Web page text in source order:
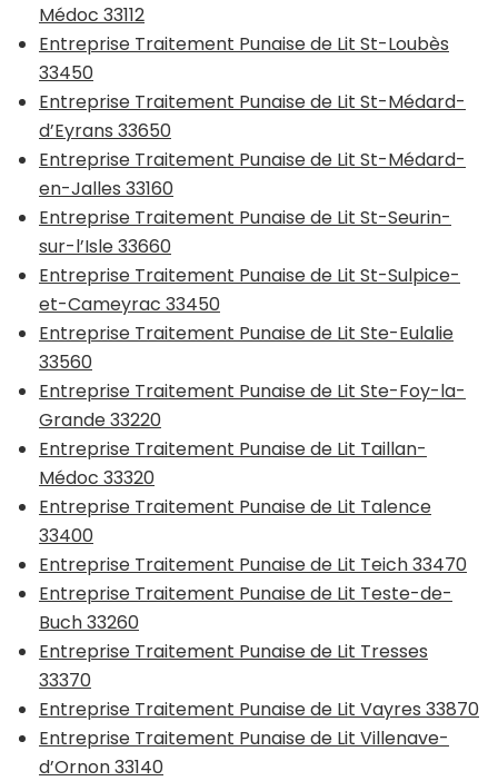
Médoc 33112
Entreprise Traitement Punaise de Lit St-Loubès
33450
Entreprise Traitement Punaise de Lit St-Médard-
d’Eyrans 33650
Entreprise Traitement Punaise de Lit St-Médard-
en-Jalles 33160
Entreprise Traitement Punaise de Lit St-Seurin-
sur-l’Isle 33660
Entreprise Traitement Punaise de Lit St-Sulpice-
et-Cameyrac 33450
Entreprise Traitement Punaise de Lit Ste-Eulalie
33560
Entreprise Traitement Punaise de Lit Ste-Foy-la-
Grande 33220
Entreprise Traitement Punaise de Lit Taillan-
Médoc 33320
Entreprise Traitement Punaise de Lit Talence
33400
Entreprise Traitement Punaise de Lit Teich 33470
Entreprise Traitement Punaise de Lit Teste-de-
Buch 33260
Entreprise Traitement Punaise de Lit Tresses
33370
Entreprise Traitement Punaise de Lit Vayres 33870
Entreprise Traitement Punaise de Lit Villenave-
d’Ornon 33140